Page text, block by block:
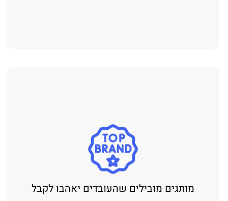
מותגים מובילים שהעובדים יאהבו לקבל